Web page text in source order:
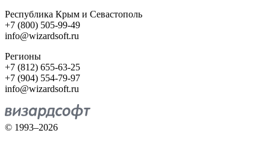
Республика Крым и Севастополь
+7 (800) 505-99-49
info@wizardsoft.ru
Регионы
+7 (812) 655-63-25
+7 (904) 554-79-97
info@wizardsoft.ru
© 1993–2026